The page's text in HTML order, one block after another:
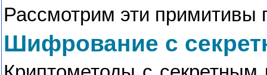
Рассмотрим эти примитивы
Шифрование с